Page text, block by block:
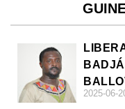
2025-06-